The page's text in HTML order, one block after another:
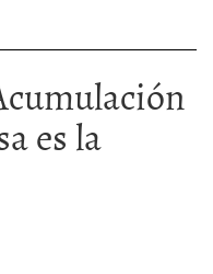
es la